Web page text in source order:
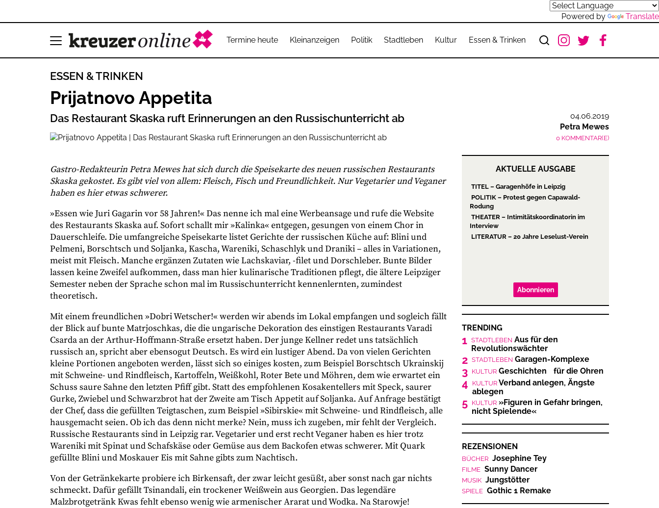
Powered by Translate
Termine heute Kleinanzeigen Politik Stadtleben Kultur Essen & Trinken
ESSEN & TRINKEN
Prijatnovo Appetita
Das Restaurant Skaska ruft Erinnerungen an den Russischunterricht ab
04.06.2019
Petra Mewes
0 KOMMENTAR(E)
Gastro-Redakteurin Petra Mewes hat sich durch die Speisekarte des neuen russischen Restaurants
Skaska gekostet. Es gibt viel von allem: Fleisch, Fisch und Freundlichkeit. Nur Vegetarier und Veganer
haben es hier etwas schwerer.
»Essen wie Juri Gagarin vor 58 Jahren!« Das nenne ich mal eine Werbeansage und rufe die Website
des Restaurants Skaska auf. Sofort schallt mir »Kalinka« entgegen, gesungen von einem Chor in
Dauerschleife. Die umfangreiche Speisekarte listet Gerichte der russischen Küche auf: Blini und
Pelmeni, Borschtsch und Soljanka, Kascha, Wareniki, Schaschlyk und Draniki – alles in Variationen,
meist mit Fleisch. Manche ergänzen Zutaten wie Lachskaviar, -filet und Dorschleber. Bunte Bilder
lassen keine Zweifel aufkommen, dass man hier kulinarische Traditionen pflegt, die ältere Leipziger
Semester neben der Sprache schon mal im Russischunterricht kennenlernten, zumindest
theoretisch.
Mit einem freundlichen »Dobri Wetscher!« werden wir abends im Lokal empfangen und sogleich fällt
der Blick auf bunte Matrjoschkas, die die ungarische Dekoration des einstigen Restaurants Varadi
Csarda an der Arthur-Hoffmann-Straße ersetzt haben. Der junge Kellner redet uns tatsächlich
russisch an, spricht aber ebensogut Deutsch. Es wird ein lustiger Abend. Da von vielen Gerichten
kleine Portionen angeboten werden, lässt sich so einiges kosten, zum Beispiel Borschtsch Ukrainskij
mit Schweine- und Rindfleisch, Kartoffeln, Weißkohl, Roter Bete und Möhren, dem wie erwartet ein
Schuss saure Sahne den letzten Pfiff gibt. Statt des empfohlenen Kosakentellers mit Speck, saurer
Gurke, Zwiebel und Schwarzbrot hat der Zweite am Tisch Appetit auf Soljanka. Auf Anfrage bestätigt
der Chef, dass die gefüllten Teigtaschen, zum Beispiel »Sibirskie« mit Schweine- und Rindfleisch, alle
hausgemacht seien. Ob ich das denn nicht merke? Nein, muss ich zugeben, mir fehlt der Vergleich.
Russische Restaurants sind in Leipzig rar. Vegetarier und erst recht Veganer haben es hier trotz
Wareniki mit Spinat und Schafskäse oder Gemüse aus dem Backofen etwas schwerer. Mit Quark
gefüllte Blini und Moskauer Eis mit Sahne gibts zum Nachtisch.
Von der Getränkekarte probiere ich Birkensaft, der zwar leicht gesüßt, aber sonst nach gar nichts
schmeckt. Dafür gefällt Tsinandali, ein trockener Weißwein aus Georgien. Das legendäre
Malzbrotgetränk Kwas fehlt ebenso wenig wie armenischer Ararat und Wodka. Na Starowje!
AKTUELLE AUSGABE
TITEL – Garagenhöfe in Leipzig
POLITIK – Protest gegen Capawald-
Rodung
THEATER – Intimitätskoordinatorin im
Interview
LITERATUR – 20 Jahre Leselust-Verein
Abonnieren
TRENDING
1 STADTLEBEN Aus für den
Revolutionswächter
2 STADTLEBEN Garagen-Komplexe
3 KULTUR Geschichten für die Ohren
4 KULTUR Verband anlegen, Ängste
ablegen
5 KULTUR »Figuren in Gefahr bringen,
nicht Spielende«
REZENSIONEN
BÜCHER Josephine Tey
FILME Sunny Dancer
MUSIK Jungstötter
SPIELE Gothic 1 Remake